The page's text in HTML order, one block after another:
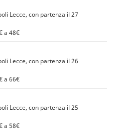
Lecce, con partenza il 27
a 48€
Lecce, con partenza il 26
a 66€
Lecce, con partenza il 25
a 58€